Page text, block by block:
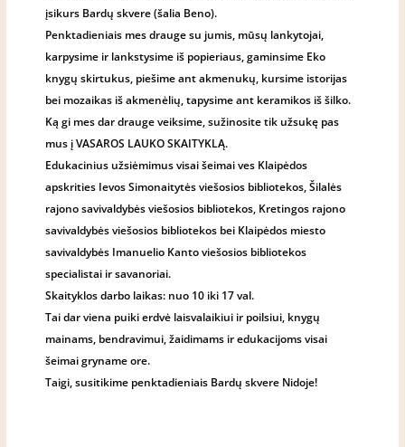
įsikurs Bardų skvere (šalia Beno).
Penktadieniais mes drauge su jumis, mūsų lankytojai,
karpysime ir lankstysime iš popieriaus, gaminsime Eko
knygų skirtukus, piešime ant akmenukų, kursime istorijas
bei mozaikas iš akmenėlių, tapysime ant keramikos iš šilko.
Ką gi mes dar drauge veiksime, sužinosite tik užsukę pas
mus į VASAROS LAUKO SKAITYKLĄ.
Edukacinius užsiėmimus visai šeimai ves Klaipėdos
apskrities Ievos Simonaitytės viešosios bibliotekos, Šilalės
rajono savivaldybės viešosios bibliotekos, Kretingos rajono
savivaldybės viešosios bibliotekos bei Klaipėdos miesto
savivaldybės Imanuelio Kanto viešosios bibliotekos
specialistai ir savanoriai.
Skaityklos darbo laikas: nuo 10 iki 17 val.
Tai dar viena puiki erdvė laisvalaikiui ir poilsiui, knygų
mainams, bendravimui, žaidimams ir edukacijoms visai
šeimai gryname ore.
Taigi, susitikime penktadieniais Bardų skvere Nidoje!